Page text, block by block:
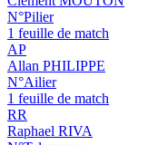
N°Pilier
1 feuille de match
AP
Allan PHILIPPE
N°Ailier
1 feuille de match
RR
Raphael RIVA